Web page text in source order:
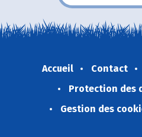
Accueil Contact
Protection des
Gestion des